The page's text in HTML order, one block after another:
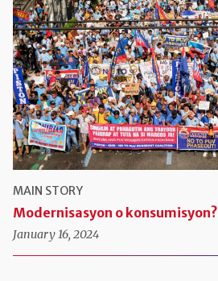
MAIN STORY
Modernisasyon o konsumisyon?
January 16, 2024